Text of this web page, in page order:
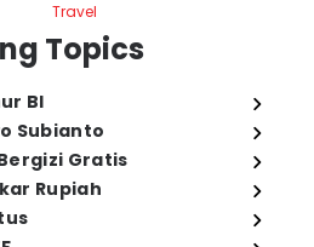
Travel
Topics
BI
Subianto
Gratis
Rupiah